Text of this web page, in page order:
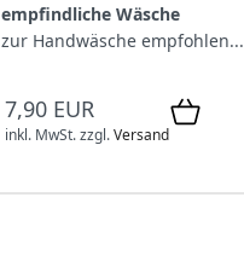
empfindliche Wäsche
zur Handwäsche empfohlen...
7,90 EUR
inkl. MwSt.zzgl.Versand